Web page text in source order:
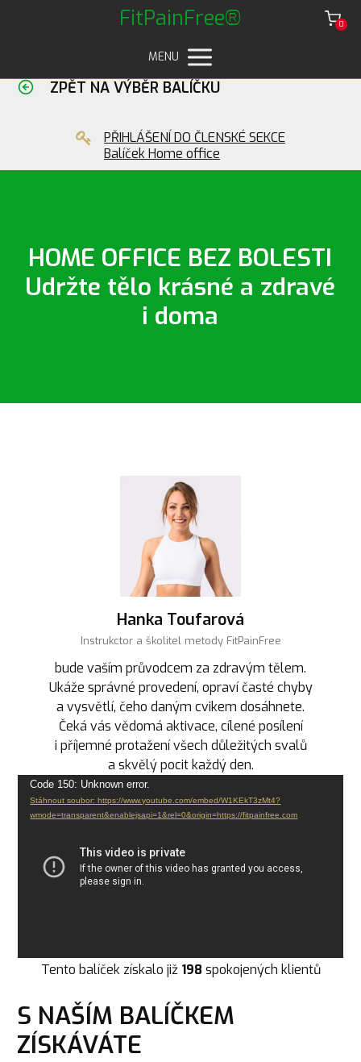
FitPainFree® 0
MENU
ZPĚT NA VÝBĚR BALÍČKU
PŘIHLÁŠENÍ DO ČLENSKÉ SEKCE
Balíček Home office
HOME OFFICE BEZ BOLESTI
Udržte tělo krásné a zdravé
i doma
Hanka Toufarová
Instrukctor a školitel metody FitPainFree
bude vaším průvodcem za zdravým tělem.
Ukáže správné provedení, opraví časté chyby
a vysvětlí, čeho daným cvikem dosáhnete.
Čeká vás vědomá aktivace, cílené posílení
i příjemné protažení všech důležitých svalů
a skvělý pocit každý den.
Video
přehrávač
Code 150: Unknown error.
Stáhnout soubor: https://www.youtube.com/embed/W1KEkT3zMt4?
wmode=transparent&enablejsapi=1&rel=0&origin=https://fitpainfree.com
Tento balíček získalo již 198 spokojených klientů
S NAŠÍM BALÍČKEM
ZÍSKÁVÁTE